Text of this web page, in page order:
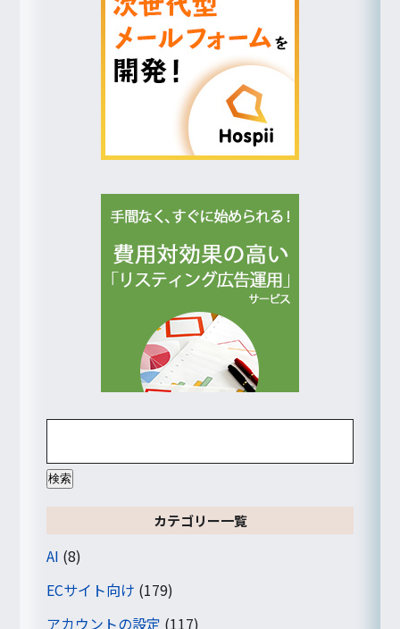
カテゴリー一覧
AI (8)
ECサイト向け (179)
アカウントの設定 (117)